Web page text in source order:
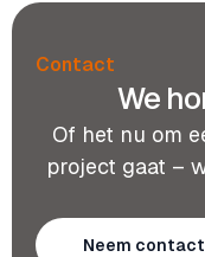
Contact
We
Of het nu om
project gaat –
Neem contact